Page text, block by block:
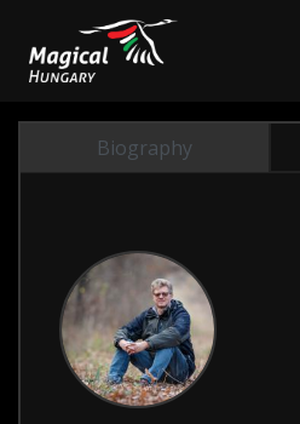
Biography